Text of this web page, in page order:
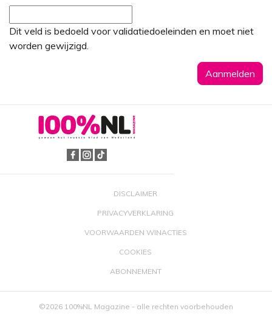
Dit veld is bedoeld voor validatiedoeleinden en moet niet
worden gewijzigd.
DISCLAIMER
PRIVACYVERKLARING
VOORWAARDEN WINACTIES
COOKIES
ABONNEMENT
©2026 100%NL Magazine - alle rechten voorbehouden